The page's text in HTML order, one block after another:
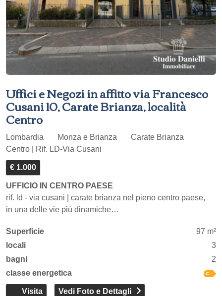
Uffici e Negozi in affitto via Francesco
Cusani 10, Carate Brianza, località
Centro
Lombardia Monza e Brianza
Carate Brianza
Centro | Rif. LD-Via Cusani
€ 1.000
UFFICIO IN CENTRO PAESE
rif. ld - via cusani | carate brianza nel pieno centro paese,
in una delle vie più dinamiche…
Superficie
97 m²
locali
3
bagni
2
classe energetica
Visita Vedi Foto e Dettagli